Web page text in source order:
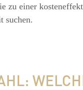
zu einer
suchen.